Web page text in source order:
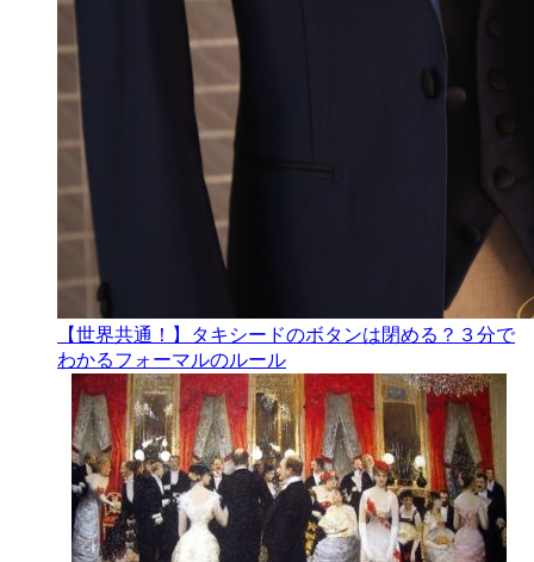
【世界共通！】タキシードのボタンは閉める？３分で
わかるフォーマルのルール